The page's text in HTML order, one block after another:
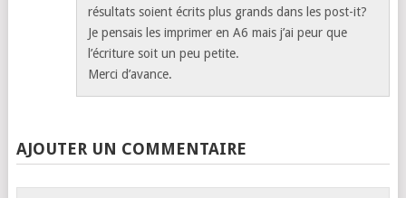
résultats soient écrits plus grands dans les post-it?
Je pensais les imprimer en A6 mais j’ai peur que
l’écriture soit un peu petite.
Merci d’avance.
AJOUTER UN COMMENTAIRE